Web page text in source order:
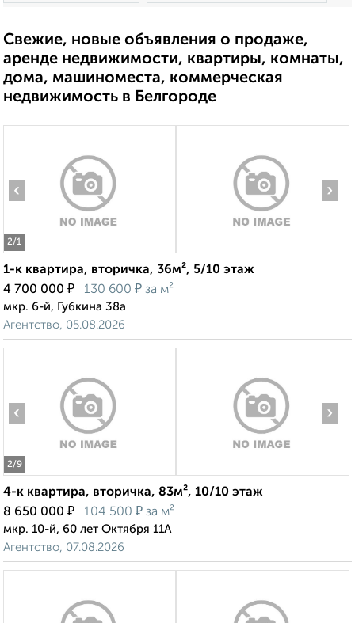
Свежие, новые объявления о продаже,
аренде недвижимости, квартиры, комнаты,
дома, машиноместа, коммерческая
недвижимость в Белгороде
2/1
‹ ›
1-к квартира, вторичка, 36м², 5/10 этаж
4 700 000 ₽ 130 600 ₽ за м²
мкр. 6-й, Губкина 38а
Агентство, 05.08.2026
2/9
‹ ›
4-к квартира, вторичка, 83м², 10/10 этаж
8 650 000 ₽ 104 500 ₽ за м²
мкр. 10-й, 60 лет Октября 11А
Агентство, 07.08.2026